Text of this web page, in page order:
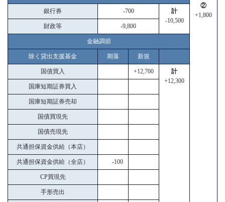
②
+1,800
銀行券 -700
計
-10,500
財政等 -9,800
金融調節
除く貸出支援基金 期落 新規
国債買入 +12,700
計
+12,300
国庫短期証券買入
国庫短期証券売却
国債買現先
国債売現先
共通担保資金供給（本店）
共通担保資金供給（全店） -100
CP買現先
手形売出